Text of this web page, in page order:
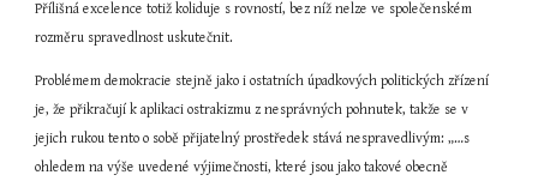
Přílišná excelence totiž koliduje s rovností, bez níž nelze ve společenském
rozměru spravedlnost uskutečnit.
Problémem demokracie stejně jako i ostatních úpadkových politických zřízení
je, že přikračují k aplikaci ostrakizmu z nesprávných pohnutek, takže se v
jejich rukou tento o sobě přijatelný prostředek stává nespravedlivým: „…s
ohledem na výše uvedené výjimečnosti, které jsou jako takové obecně